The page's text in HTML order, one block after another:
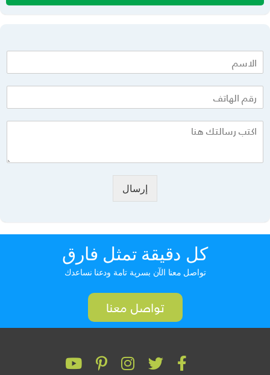
إرسال
كل دقيقة تمثل فارق
تواصل معنا الآن بسرية تامة ودعنا نساعدك
تواصل معنا